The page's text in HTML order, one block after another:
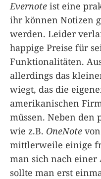
Evernote ist eine
ihr können Notizen
werden. Leider
happige Preise für
Funktionalitäten.
allerdings das
wiegt, das die
amerikanischen
müssen. Neben
wie z.B. OneNote
mittlerweile einige
man sich nach einer
sollte man erst